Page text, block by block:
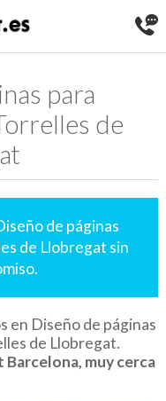
para
de
de páginas
de Llobregat sin
en Diseño de páginas
de Llobregat.
Barcelona, muy cerca